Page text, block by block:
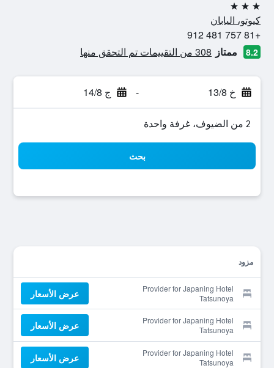
3 نجوم
كيوتو، اليابان
+81 757 481 912
8.2 ممتاز 308 من التقييمات تم التحقق منها
خ 13/8 - ج 14/8
2 من الضيوف، غرفة واحدة
بحث
مزود
Provider for Japaning Hotel
Tatsunoya
عرض الأسعار
Provider for Japaning Hotel
Tatsunoya
عرض الأسعار
Provider for Japaning Hotel
Tatsunoya
عرض الأسعار